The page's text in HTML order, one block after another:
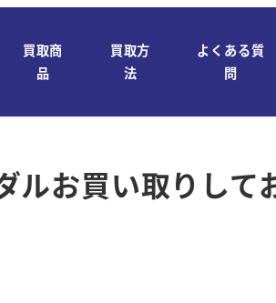
買取商
品
買取方
法
よくある質
問
ルお買い取りして